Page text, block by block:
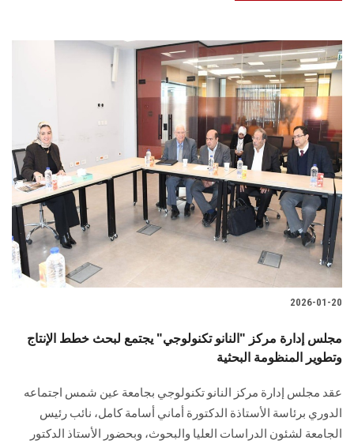
2026-01-20
مجلس إدارة مركز "النانو تكنولوجي" يجتمع لبحث خطط الإنتاج
وتطوير المنظومة البحثية
عقد مجلس إدارة مركز النانو تكنولوجي بجامعة عين شمس اجتماعه
الدوري برئاسة الأستاذة الدكتورة أماني أسامة كامل، نائب رئيس
الجامعة لشئون الدراسات العليا والبحوث، وبحضور الأستاذ الدكتور